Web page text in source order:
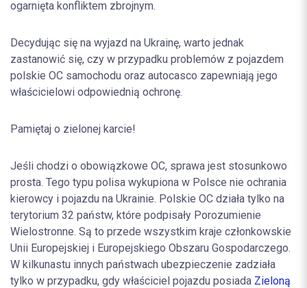
ogarnięta konfliktem zbrojnym.
Decydując się na wyjazd na Ukrainę, warto jednak
zastanowić się, czy w przypadku problemów z pojazdem
polskie OC samochodu oraz autocasco zapewniają jego
właścicielowi odpowiednią ochronę.
Pamiętaj o zielonej karcie!
Jeśli chodzi o obowiązkowe OC, sprawa jest stosunkowo
prosta. Tego typu polisa wykupiona w Polsce nie ochrania
kierowcy i pojazdu na Ukrainie. Polskie OC działa tylko na
terytorium 32 państw, które podpisały Porozumienie
Wielostronne. Są to przede wszystkim kraje członkowskie
Unii Europejskiej i Europejskiego Obszaru Gospodarczego.
W kilkunastu innych państwach ubezpieczenie zadziała
tylko w przypadku, gdy właściciel pojazdu posiada Zieloną